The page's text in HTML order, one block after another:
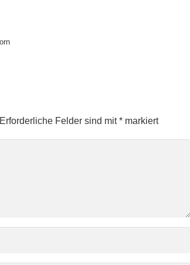
Erforderliche Felder sind mit* markiert